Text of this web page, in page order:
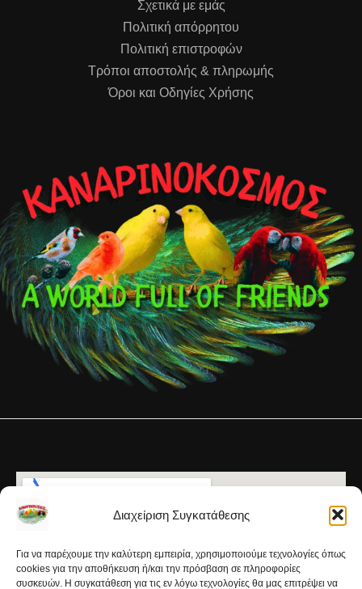
Διαχείριση Συγκατάθεσης
Για να παρέχουμε την καλύτερη εμπειρία, χρησιμοποιούμε τεχνολογίες όπως
cookies για την αποθήκευση ή/και την πρόσβαση σε πληροφορίες
συσκευών. Η συγκατάθεση για τις εν λόγω τεχνολογίες θα μας επιτρέψει να
Σχετικά με εμάς
Πολιτική απόρρητου
Πολιτική επιστροφών
Τρόποι αποστολής & πληρωμής
Όροι και Οδηγίες Χρήσης